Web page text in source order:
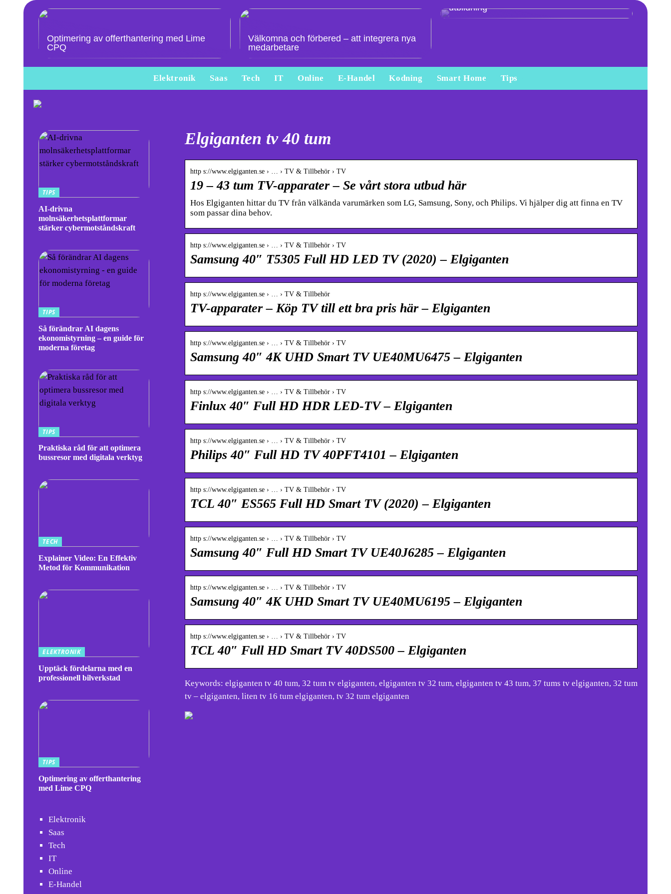
Optimering av offerthantering med Lime
CPQ
Välkomna och förbered – att integrera nya
medarbetare
utbildning
Elektronik Saas Tech IT Online E-Handel Kodning Smart Home Tips
Elgiganten tv 40 tum
http s://www.elgiganten.se › … › TV & Tillbehör › TV
19 – 43 tum TV-apparater – Se vårt stora utbud här
Hos Elgiganten hittar du TV från välkända varumärken som LG, Samsung, Sony, och Philips. Vi hjälper dig att finna en TV
som passar dina behov.
http s://www.elgiganten.se › … › TV & Tillbehör › TV
Samsung 40″ T5305 Full HD LED TV (2020) – Elgiganten
http s://www.elgiganten.se › … › TV & Tillbehör
TV-apparater – Köp TV till ett bra pris här – Elgiganten
http s://www.elgiganten.se › … › TV & Tillbehör › TV
Samsung 40″ 4K UHD Smart TV UE40MU6475 – Elgiganten
http s://www.elgiganten.se › … › TV & Tillbehör › TV
Finlux 40″ Full HD HDR LED-TV – Elgiganten
http s://www.elgiganten.se › … › TV & Tillbehör › TV
Philips 40″ Full HD TV 40PFT4101 – Elgiganten
http s://www.elgiganten.se › … › TV & Tillbehör › TV
TCL 40″ ES565 Full HD Smart TV (2020) – Elgiganten
http s://www.elgiganten.se › … › TV & Tillbehör › TV
Samsung 40″ Full HD Smart TV UE40J6285 – Elgiganten
http s://www.elgiganten.se › … › TV & Tillbehör › TV
Samsung 40″ 4K UHD Smart TV UE40MU6195 – Elgiganten
http s://www.elgiganten.se › … › TV & Tillbehör › TV
TCL 40″ Full HD Smart TV 40DS500 – Elgiganten
Keywords: elgiganten tv 40 tum, 32 tum tv elgiganten, elgiganten tv 32 tum, elgiganten tv 43 tum, 37 tums tv elgiganten, 32 tum
tv – elgiganten, liten tv 16 tum elgiganten, tv 32 tum elgiganten
TIPS
AI-drivna
molnsäkerhetsplattformar
stärker cybermotståndskraft
TIPS
Så förändrar AI dagens
ekonomistyrning – en guide för
moderna företag
TIPS
Praktiska råd för att optimera
bussresor med digitala verktyg
TECH
Explainer Video: En Effektiv
Metod för Kommunikation
ELEKTRONIK
Upptäck fördelarna med en
professionell bilverkstad
TIPS
Optimering av offerthantering
med Lime CPQ
Elektronik
Saas
Tech
IT
Online
E-Handel